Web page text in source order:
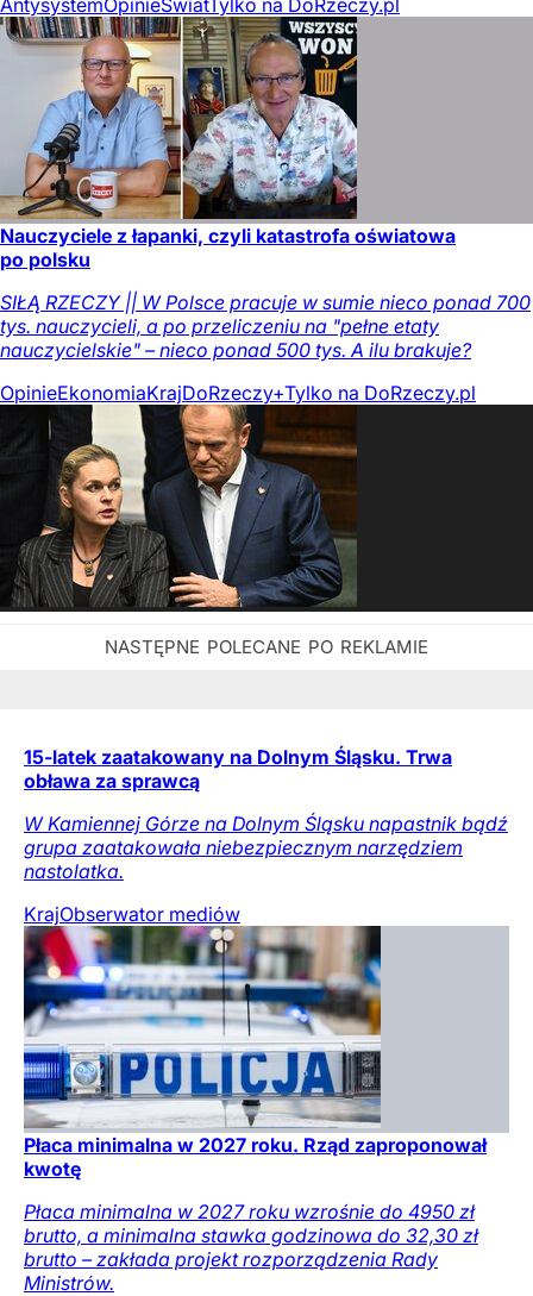
Nauczyciele z łapanki, czyli katastrofa oświatowa
po polsku
SIŁĄ RZECZY || W Polsce pracuje w sumie nieco ponad 700
tys. nauczycieli, a po przeliczeniu na "pełne etaty
nauczycielskie" – nieco ponad 500 tys. A ilu brakuje?
OpinieEkonomiaKrajDoRzeczy+Tylko na DoRzeczy.pl
15-latek zaatakowany na Dolnym Śląsku. Trwa
obława za sprawcą
W Kamiennej Górze na Dolnym Śląsku napastnik bądź
grupa zaatakowała niebezpiecznym narzędziem
nastolatka.
KrajObserwator mediów
Płaca minimalna w 2027 roku. Rząd zaproponował
kwotę
Płaca minimalna w 2027 roku wzrośnie do 4950 zł
brutto, a minimalna stawka godzinowa do 32,30 zł
brutto – zakłada projekt rozporządzenia Rady
Ministrów.